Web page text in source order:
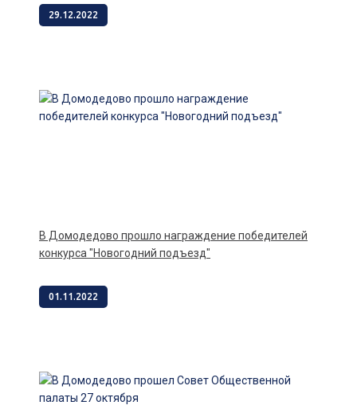
29.12.2022
В Домодедово прошло награждение победителей
конкурса "Новогодний подъезд"
01.11.2022